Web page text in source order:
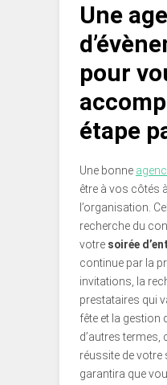
Une
pour
étape
Une bonne
être à vos côtés
l’organisation.
recherche du
votre soirée
continue par la
invitations, la
prestataires qui
fête et la gestion
d’autres termes,
réussite de votre
garantira que